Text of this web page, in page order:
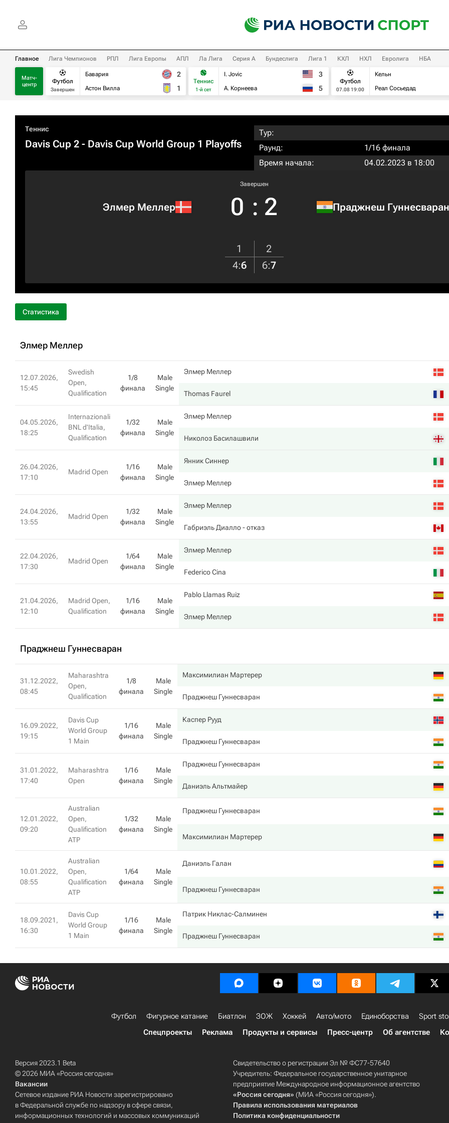
Главное Лига Чемпионов РПЛ Лига Европы АПЛ Ла Лига Серия А Бундеслига Лига 1 КХЛ НХЛ Евролига НБА
Матч-
центр
Футбол
Завершен
Бавария
Астон Вилла
2
1
Теннис
1-й сет
I. Jovic
А. Корнеева
3
5
Футбол
07.08 19:00
Кельн
Реал Сосьедад
Теннис
Davis Cup 2 - Davis Cup World Group 1 Playoffs
Тур:
Раунд:
1/16 финала
Время начала:
04.02.2023 в 18:00
Элмер Меллер
Завершен
0 : 2 Праджнеш Гуннесваран
1
2
4:6 6:7
Статистика
Элмер Меллер
12.07.2026,
15:45
Swedish
Open,
Qualification
1/8
финала
Male
Single
Элмер Меллер
Thomas Faurel
04.05.2026,
18:25
Internazionali
BNL d'Italia,
Qualification
1/32
финала
Male
Single
Элмер Меллер
Николоз Басилашвили
26.04.2026,
17:10
Madrid Open
1/16
финала
Male
Single
Янник Синнер
Элмер Меллер
24.04.2026,
13:55
Madrid Open
1/32
финала
Male
Single
Элмер Меллер
Габриэль Диалло- отказ
22.04.2026,
17:30
Madrid Open
1/64
финала
Male
Single
Элмер Меллер
Federico Cina
21.04.2026,
12:10
Madrid Open,
Qualification
1/16
финала
Male
Single
Pablo Llamas Ruiz
Элмер Меллер
Праджнеш Гуннесваран
31.12.2022,
08:45
Maharashtra
Open,
Qualification
1/8
финала
Male
Single
Максимилиан Мартерер
Праджнеш Гуннесваран
16.09.2022,
19:15
Davis Cup
World Group
1 Main
1/16
финала
Male
Single
Каспер Рууд
Праджнеш Гуннесваран
31.01.2022,
17:40
Maharashtra
Open
1/16
финала
Male
Single
Праджнеш Гуннесваран
Даниэль Альтмайер
12.01.2022,
09:20
Australian
Open,
Qualification
ATP
1/32
финала
Male
Single
Праджнеш Гуннесваран
Максимилиан Мартерер
10.01.2022,
08:55
Australian
Open,
Qualification
ATP
1/64
финала
Male
Single
Даниэль Галан
Праджнеш Гуннесваран
18.09.2021,
16:30
Davis Cup
World Group
1 Main
1/16
финала
Male
Single
Патрик Никлас-Салминен
Праджнеш Гуннесваран
Футбол Фигурное катание Биатлон ЗОЖ Хоккей Авто/мото Единоборства Sport
Спецпроекты
Реклама Продукты и сервисы Пресс-центр Об агентстве
Версия 2023.1 Beta
© 2026 МИА «Россия сегодня»
Вакансии
Сетевое издание РИА Новости зарегистрировано
в Федеральной службе по надзору в сфере связи,
информационных технологий и массовых коммуникаций
Свидетельство о регистрации Эл № ФС77-57640
Учредитель: Федеральное государственное унитарное
предприятие Международное информационное агентство
«Россия сегодня» (МИА «Россия сегодня»).
Правила использования материалов
Политика конфиденциальности